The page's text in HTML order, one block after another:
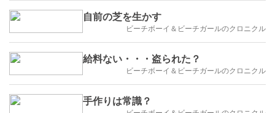
自前の芝を生かす
ビーチボーイ＆ビーチガールのクロニクル
給料ない・・・盗られた？
ビーチボーイ＆ビーチガールのクロニクル
手作りは常識？